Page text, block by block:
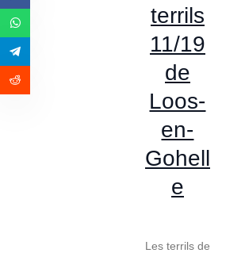
terrils
11/19
de
Loos-
en-
Gohell
e
Les terrils de